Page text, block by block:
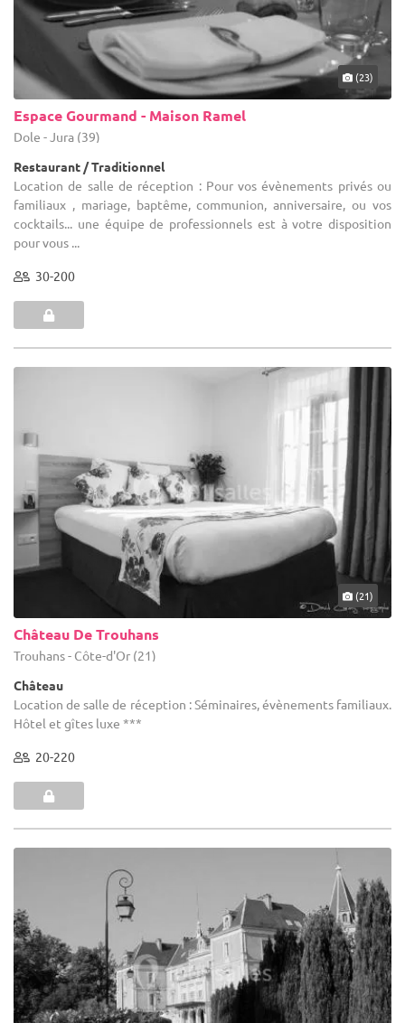
(23)
Espace Gourmand - Maison Ramel
Dole - Jura (39)
Restaurant / Traditionnel
Location de salle de réception : Pour vos évènements privés ou
familiaux , mariage, baptême, communion, anniversaire, ou vos
cocktails... une équipe de professionnels est à votre disposition
pour vous ...
30-200
(21)
Château De Trouhans
Trouhans - Côte-d'Or (21)
Château
Location de salle de réception : Séminaires, évènements familiaux.
Hôtel et gîtes luxe ***
20-220